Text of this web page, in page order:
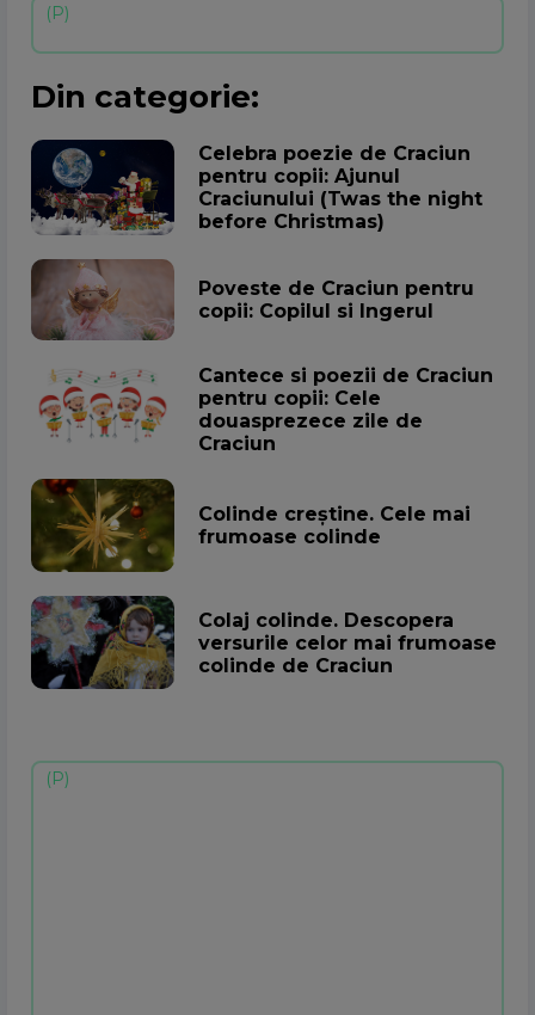
Din categorie:
Celebra poezie de Craciun
pentru copii: Ajunul
Craciunului (Twas the night
before Christmas)
Poveste de Craciun pentru
copii: Copilul si Ingerul
Cantece si poezii de Craciun
pentru copii: Cele
douasprezece zile de
Craciun
Colinde creștine. Cele mai
frumoase colinde
Colaj colinde. Descopera
versurile celor mai frumoase
colinde de Craciun